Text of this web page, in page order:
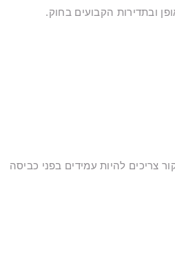
צריכים להיות עמידים בפני כביסה